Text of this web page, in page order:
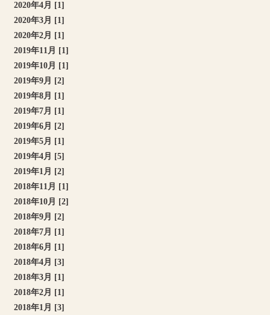
2020年4月 [1]
2020年3月 [1]
2020年2月 [1]
2019年11月 [1]
2019年10月 [1]
2019年9月 [2]
2019年8月 [1]
2019年7月 [1]
2019年6月 [2]
2019年5月 [1]
2019年4月 [5]
2019年1月 [2]
2018年11月 [1]
2018年10月 [2]
2018年9月 [2]
2018年7月 [1]
2018年6月 [1]
2018年4月 [3]
2018年3月 [1]
2018年2月 [1]
2018年1月 [3]